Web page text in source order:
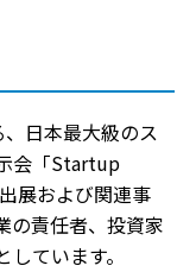
日本最大級のス
会「Startup
展および関連事
の責任者、投資家
ています。